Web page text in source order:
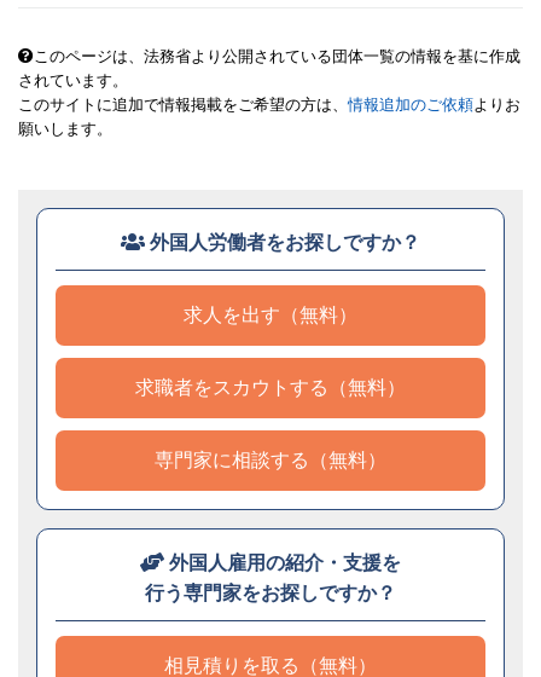
このページは、法務省より公開されている団体一覧の情報を基に作成
されています。
このサイトに追加で情報掲載をご希望の方は、情報追加のご依頼よりお
願いします。
外国人労働者をお探しですか？
求人を出す（無料）
求職者をスカウトする（無料）
専門家に相談する（無料）
外国人雇用の紹介・支援を
行う専門家をお探しですか？
相見積りを取る（無料）